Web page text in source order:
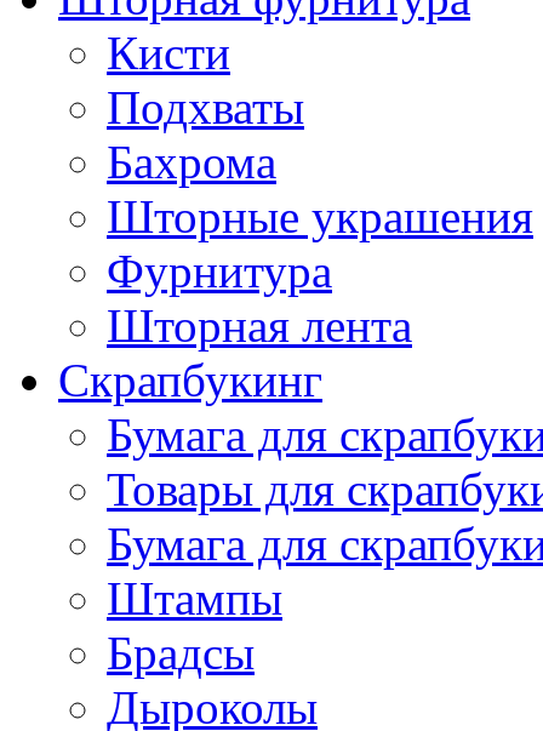
Кисти
Подхваты
Бахрома
Шторные украшения
Фурнитура
Шторная лента
Скрапбукинг
Бумага для
Товары для
Бумага для
Штампы
Брадсы
Дыроколы